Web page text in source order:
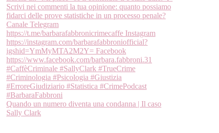
Quando un numero diventa una condanna | Il caso
Sally Clark